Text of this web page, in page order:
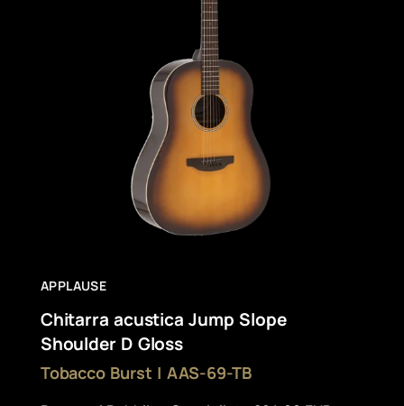
APPLAUSE
Chitarra acustica Jump Slope
Shoulder D Gloss
Tobacco Burst | AAS-69-TB